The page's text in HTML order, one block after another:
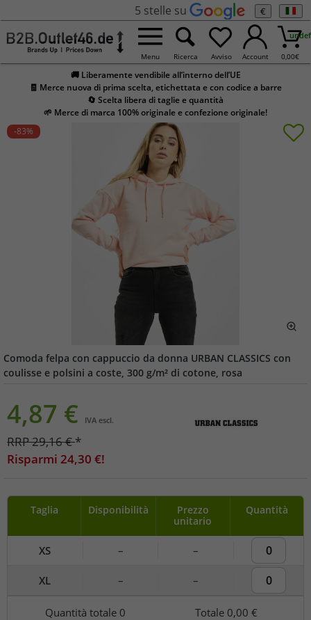
5 stelle su €
Menu Ricerca Avviso Account 0,00€
🚚 Liberamente vendibile all’interno dell’UE
🧾 Merce nuova di prima scelta, etichettata e con codice a barre
🔄 Scelta libera di taglie e quantità
🌱 Merce di marca 100% originale e confezione originale!
-83%
Comoda felpa con cappuccio da donna URBAN CLASSICS con
coulisse e polsini a coste, 300 g/m² di cotone, rosa
4,87 € IVA escl.
RRP29,16€*
Risparmi 24,30 €!
Taglia Disponibilità
Prezzo
unitario
Quantità
XS – –
XL – –
Quantità totale 0 Totale 0,00 €